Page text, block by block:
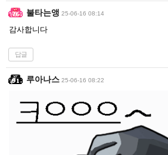
불타는앵 25-06-16 08:14
감사합니다
답글
루아나스 25-06-16 08:22